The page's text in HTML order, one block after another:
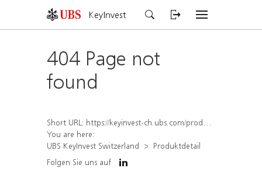
KeyInvest
404 Page not
found
Short URL: https://keyinvest-ch.ubs.com/produkt/detail/index/isin/CH1570352570
You are here:
UBS KeyInvest Switzerland
Produktdetail
Folgen Sie uns auf